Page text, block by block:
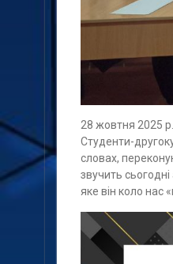
28 жовтня 2025
Студенти-
словах,
звучить
яке він коло нас